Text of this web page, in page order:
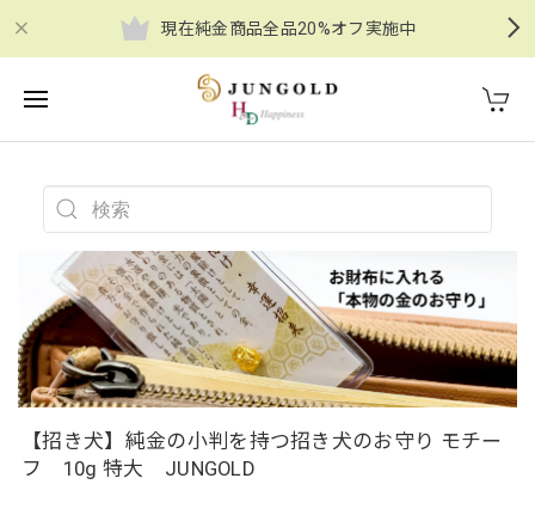
現在純金商品全品20%オフ実施中
【招き犬】純金の小判を持つ招き犬のお守り モチー
フ 10g 特大 JUNGOLD